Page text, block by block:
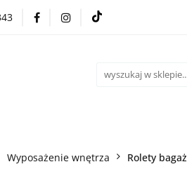
Wyposażenie wnętrza Rolety